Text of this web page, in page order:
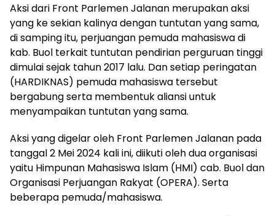
Aksi dari Front Parlemen Jalanan merupakan aksi
yang ke sekian kalinya dengan tuntutan yang sama,
di samping itu, perjuangan pemuda mahasiswa di
kab. Buol terkait tuntutan pendirian perguruan tinggi
dimulai sejak tahun 2017 lalu. Dan setiap peringatan
(HARDIKNAS) pemuda mahasiswa tersebut
bergabung serta membentuk aliansi untuk
menyampaikan tuntutan yang sama.
Aksi yang digelar oleh Front Parlemen Jalanan pada
tanggal 2 Mei 2024 kali ini, diikuti oleh dua organisasi
yaitu Himpunan Mahasiswa Islam (HMI) cab. Buol dan
Organisasi Perjuangan Rakyat (OPERA). Serta
beberapa pemuda/mahasiswa.